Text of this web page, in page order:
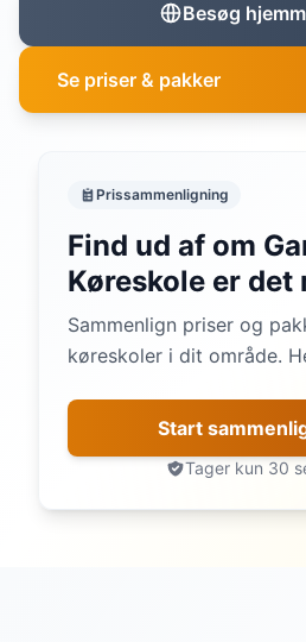
Besøg
Se priser & pakker
Prissammenligning
Find ud af om
Køreskole er
Sammenlign priser og
køreskoler i dit område.
Start
Tager kun 30